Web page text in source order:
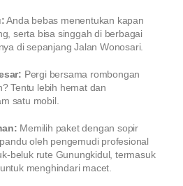
Anda bebas menentukan kapan
serta bisa singgah di berbagai
di sepanjang Jalan Wonosari.
Pergi bersama rombongan
Tentu lebih hemat dan
satu mobil.
Memilih paket dengan sopir
oleh pengemudi profesional
beluk rute Gunungkidul, termasuk
menghindari macet.